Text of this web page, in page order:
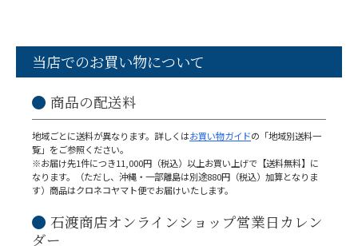
当店でのお買い物について
商品の配送料
地域ごとに送料が異なります。詳しくはお買い物ガイドの「地域別送料一
覧」をご参照ください。
※お届け先1件につき11,000円（税込）以上お買い上げで【送料無料】に
なります。（ただし、沖縄・一部離島は別途880円（税込）加算となりま
す）商品はクロネコヤマト便でお届けいたします。
石渡商店オンラインショップ営業日カレン
ダー